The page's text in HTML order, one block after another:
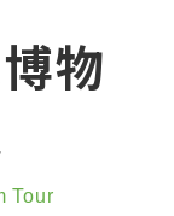
物
Tour